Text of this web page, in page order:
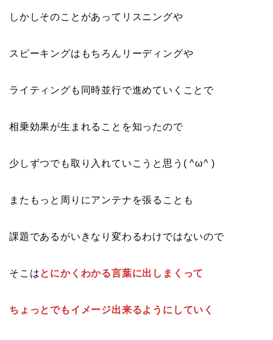
しかしそのことがあってリスニングや
スピーキングはもちろんリーディングや
ライティングも同時並行で進めていくことで
相乗効果が生まれることを知ったので
少しずつでも取り入れていこうと思う( ^ω^ )
またもっと周りにアンテナを張ることも
課題であるがいきなり変わるわけではないので
そこはとにかくわかる言葉に出しまくって
ちょっとでもイメージ出来るようにしていく